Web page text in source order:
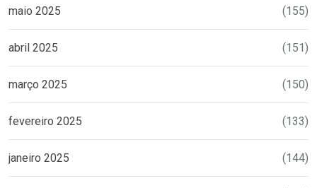
maio 2025 (155)
abril 2025 (151)
março 2025 (150)
fevereiro 2025 (133)
janeiro 2025 (144)